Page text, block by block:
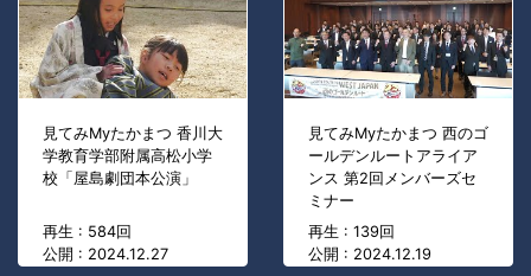
見てみMyたかまつ 香川大
学教育学部附属高松小学
校「屋島劇団本公演」
再生 : 584回
公開 : 2024.12.27
見てみMyたかまつ 西のゴ
ールデンルートアライア
ンス 第2回メンバーズセ
ミナー
再生 : 139回
公開 : 2024.12.19